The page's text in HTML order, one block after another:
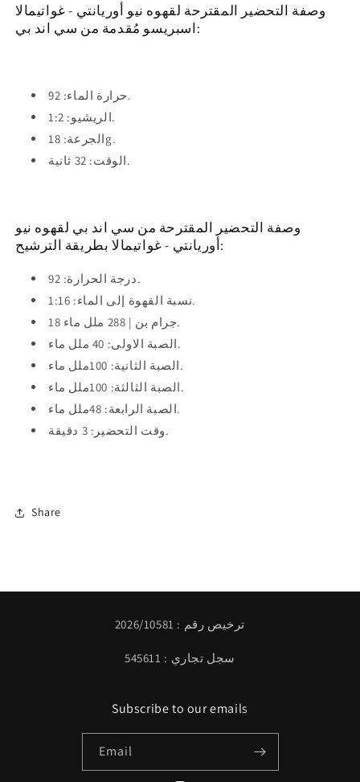
وصفة التحضير المقترحة لقهوه نيو أوريانتي - غواتيمالا
اسبريسو مُقدمة من سي اند بي:
حرارة الماء: 92.
الريشيو: 1:2.
الجرعة: 18g.
الوقت: 32 ثانية.
وصفة التحضير المقترحة من سي اند بي لقهوه نيو
أوريانتي - غواتيمالا بطريقة الترشيح:
درجة الحرارة: 92.
نسبة القهوة إلى الماء: 1:16.
18 جرام بن | 288 ملل ماء.
الصبة الاولى: 40 ملل ماء.
الصبة الثانية: 100ملل ماء.
الصبة الثالثة: 100ملل ماء.
الصبة الرابعة: 48ملل ماء.
وقت التحضير: 3 دقيقة.
Share
ترخيص رقم : 2026/10581
سجل تجاري : 545611
Subscribe to our emails
Email